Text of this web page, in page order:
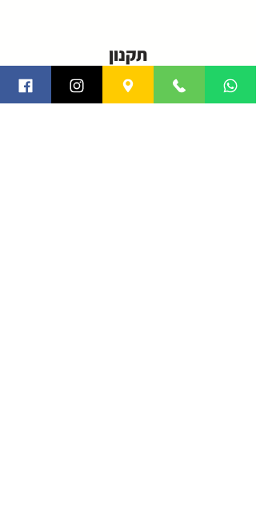
תקנון